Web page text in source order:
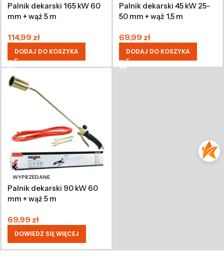
Palnik dekarski 165 kW 60
mm + wąż 5 m
114,99 zł
DODAJ DO KOSZYKA
Palnik dekarski 45 kW 25-
50 mm + wąż 1,5 m
69,99 zł
DODAJ DO KOSZYKA
WYPRZEDANE
Palnik dekarski 90 kW 60
mm + wąż 5 m
69,99 zł
DOWIEDZ SIĘ WIĘCEJ